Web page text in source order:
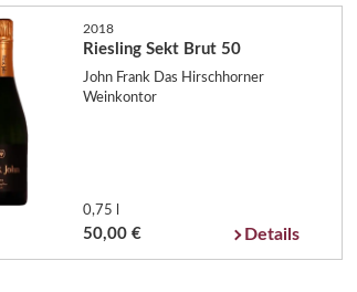
2018
Riesling Sekt Brut 50
John Frank Das Hirschhorner
Weinkontor
0,75 l
50,00 € Details